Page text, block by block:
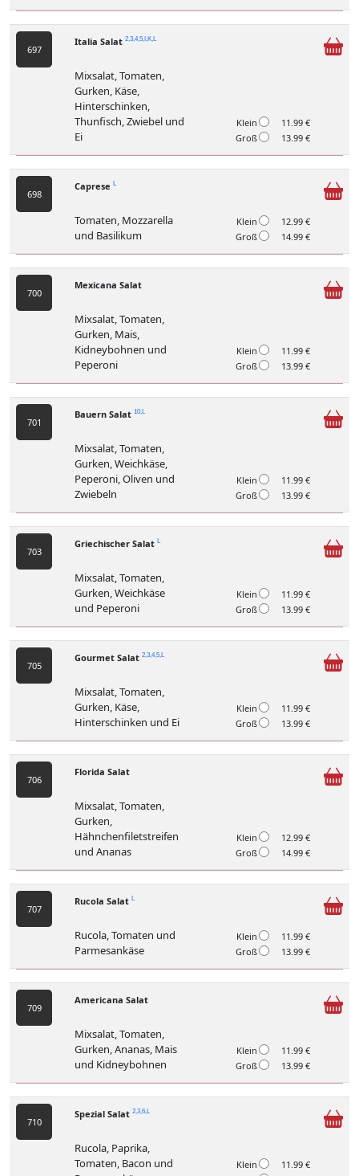
697
Italia Salat 2,3,4,5,I,K,L
Mixsalat, Tomaten,
Gurken, Käse,
Hinterschinken,
Thunfisch, Zwiebel und
Ei
Klein
11.99 €
Groß
13.99 €
698
Caprese L
Tomaten, Mozzarella
und Basilikum
Klein
12.99 €
Groß
14.99 €
700
Mexicana Salat
Mixsalat, Tomaten,
Gurken, Mais,
Kidneybohnen und
Peperoni
Klein
11.99 €
Groß
13.99 €
701
Bauern Salat 10,L
Mixsalat, Tomaten,
Gurken, Weichkäse,
Peperoni, Oliven und
Zwiebeln
Klein
11.99 €
Groß
13.99 €
703
Griechischer Salat L
Mixsalat, Tomaten,
Gurken, Weichkäse
und Peperoni
Klein
11.99 €
Groß
13.99 €
705
Gourmet Salat 2,3,4,5,L
Mixsalat, Tomaten,
Gurken, Käse,
Hinterschinken und Ei
Klein
11.99 €
Groß
13.99 €
706
Florida Salat
Mixsalat, Tomaten,
Gurken,
Hähnchenfiletstreifen
und Ananas
Klein
12.99 €
Groß
14.99 €
707
Rucola Salat L
Rucola, Tomaten und
Parmesankäse
Klein
11.99 €
Groß
13.99 €
709
Americana Salat
Mixsalat, Tomaten,
Gurken, Ananas, Mais
und Kidneybohnen
Klein
11.99 €
Groß
13.99 €
710
Spezial Salat 2,3,6,L
Rucola, Paprika,
Tomaten, Bacon und
Klein
11.99 €